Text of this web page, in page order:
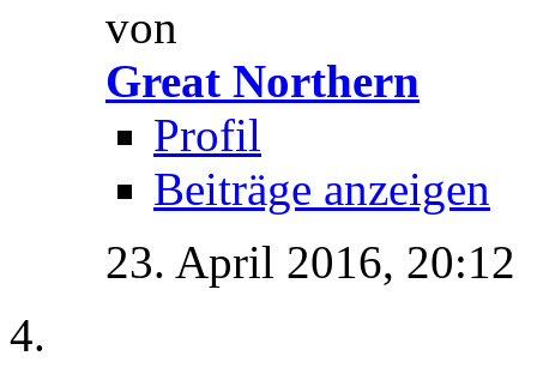
von
Great Northern
Profil
Beiträge anzeigen
23. April 2016, 20:12